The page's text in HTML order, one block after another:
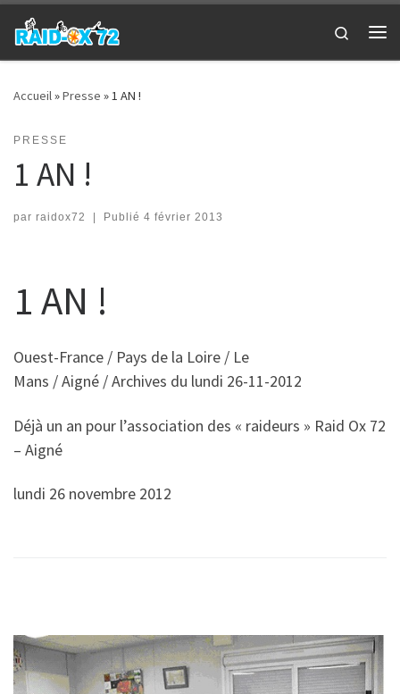
Passer au contenu
Search
Accueil»Presse »1 AN !
PRESSE
1 AN !
par raidox72 | Publié 4 février 2013
1 AN !
Ouest-France / Pays de la Loire / Le
Mans / Aigné / Archives du lundi 26-11-2012
Déjà un an pour l’association des « raideurs » Raid Ox 72
– Aigné
lundi 26 novembre 2012